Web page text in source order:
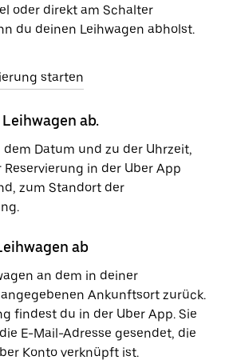
oder direkt am Schalter
du deinen Leihwagen abholst.
starten
ab.
dem Datum und zu der Uhrzeit,
in der Uber App
zum Standort der
ab
an dem in deiner
Ankunftsort zurück.
findest du in der Uber App. Sie
E-Mail-Adresse gesendet, die
Konto verknüpft ist.